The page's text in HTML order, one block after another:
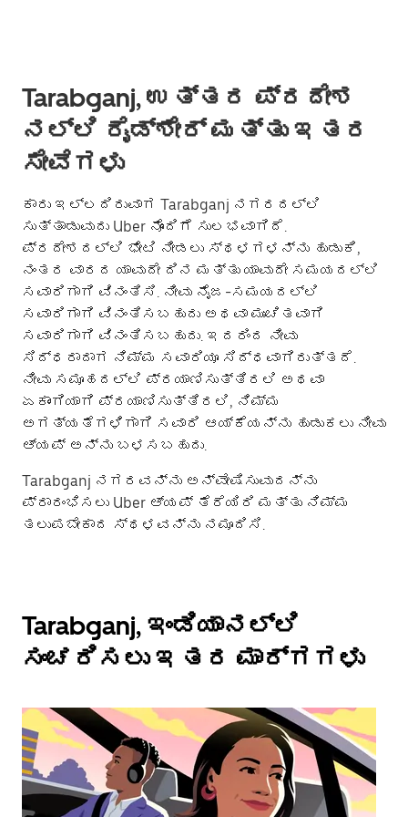
Tarabganj, ಉತ್ತರ ಪ್ರದೇಶ
ನಲ್ಲಿ ರೈಡ್‌ಶೇರ್ ಮತ್ತು ಇತರ
ಸೇವೆಗಳು
ಕಾರು ಇಲ್ಲದಿರುವಾಗ Tarabganj ನಗರದಲ್ಲಿ
ಸುತ್ತಾಡುವುದು Uber ನೊಂದಿಗೆ ಸುಲಭವಾಗಿದೆ.
ಪ್ರದೇಶದಲ್ಲಿ ಭೇಟಿ ನೀಡಲು ಸ್ಥಳಗಳನ್ನು ಹುಡುಕಿ,
ನಂತರ ವಾರದ ಯಾವುದೇ ದಿನ ಮತ್ತು ಯಾವುದೇ ಸಮಯದಲ್ಲಿ
ಸವಾರಿಗಾಗಿ ವಿನಂತಿಸಿ. ನೀವು ನೈಜ-ಸಮಯದಲ್ಲಿ
ಸವಾರಿಗಾಗಿ ವಿನಂತಿಸಬಹುದು ಅಥವಾ ಮುಂಚಿತವಾಗಿ
ಸವಾರಿಗಾಗಿ ವಿನಂತಿಸಬಹುದು. ಇದರಿಂದ ನೀವು
ಸಿದ್ಧರಾದಾಗ ನಿಮ್ಮ ಸವಾರಿಯೂ ಸಿದ್ಧವಾಗಿರುತ್ತದೆ.
ನೀವು ಸಮೂಹದಲ್ಲಿ ಪ್ರಯಾಣಿಸುತ್ತಿರಲಿ ಅಥವಾ
ಏಕಾಂಗಿಯಾಗಿ ಪ್ರಯಾಣಿಸುತ್ತಿರಲಿ, ನಿಮ್ಮ
ಅಗತ್ಯತೆಗಳಿಗಾಗಿ ಸವಾರಿ ಆಯ್ಕೆಯನ್ನು ಹುಡುಕಲು ನೀವು
ಆ್ಯಪ್ ಅನ್ನು ಬಳಸಬಹುದು.
Tarabganj ನಗರವನ್ನು ಅನ್ವೇಷಿಸುವುದನ್ನು
ಪ್ರಾರಂಭಿಸಲು Uber ಆ್ಯಪ್ ತೆರೆಯಿರಿ ಮತ್ತು ನಿಮ್ಮ
ತಲುಪಬೇಕಾದ ಸ್ಥಳವನ್ನು ನಮೂದಿಸಿ.
Tarabganj, ಇಂಡಿಯಾನಲ್ಲಿ
ಸಂಚರಿಸಲು ಇತರ ಮಾರ್ಗಗಳು